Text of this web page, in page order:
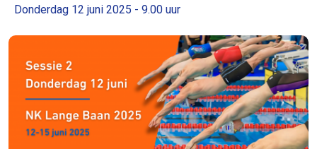
Donderdag 12 juni 2025 - 9.00 uur